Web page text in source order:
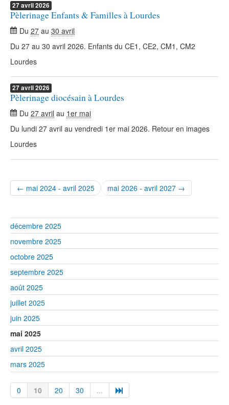
27avril2026
Pèlerinage Enfants & Familles à Lourdes
Du 27 au 30 avril
Du 27 au 30 avril 2026. Enfants du CE1, CE2, CM1, CM2
Lourdes
27avril2026
Pèlerinage diocésain à Lourdes
Du 27 avril au 1er mai
Du lundi 27 avril au vendredi 1er mai 2026. Retour en images
Lourdes
← mai 2024 - avril 2025 mai 2026 - avril 2027 →
décembre 2025
novembre 2025
octobre 2025
septembre 2025
août 2025
juillet 2025
juin 2025
mai 2025
avril 2025
mars 2025
0 10 20 30 ...